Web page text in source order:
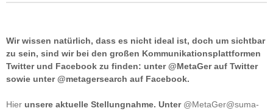
Wir wissen natürlich, dass es nicht ideal ist, doch um sichtbar
zu sein, sind wir bei den großen Kommunikationsplattformen
Twitter und Facebook zu finden: unter @MetaGer auf Twitter
sowie unter @metagersearch auf Facebook.
Hier unsere aktuelle Stellungnahme. Unter @MetaGer@suma-